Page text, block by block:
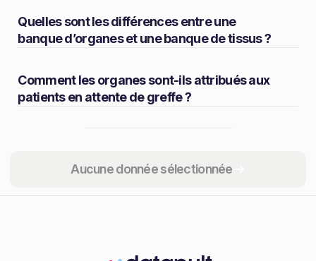
Aucune donnée sélectionnée
Quelles sont les différences entre une
banque d’organes et une banque de tissus ?
Comment les organes sont-ils attribués aux
patients en attente de greffe ?
Partager